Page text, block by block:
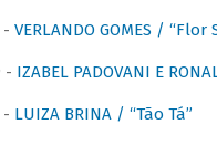
- VERLANDO GOMES /
- IZABEL PADOVANI E
- LUIZA BRINA / “Tão Tá”